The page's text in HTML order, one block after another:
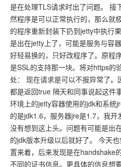
是在处理TLS请求时出了问题。 接
然程序是可以正常执行的，那么就
的程序重新封装下扔到jetty中执行
是出在jetty上了，可能是服务与容
好轻易换的，只好改程序了。原程
是SSL的支持那一块。将对https的
处： 现在请求是可以不报异常了
都是返回true 隔天和同事说起这件
环境上的jetty容器使用的jdk和系
的是jdk1.6，服务器jre是1.7，我
没有想到这上头。问题有可能是出
的jdk版本升级以后就好了。 今天
置来着，后来发现是在handshake
不同的证书信息。更具体的信息想